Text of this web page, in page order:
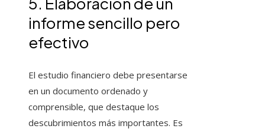
informe sencillo pero
efectivo
El estudio financiero debe presentarse
en un documento ordenado y
comprensible, que destaque los
descubrimientos más importantes. Es